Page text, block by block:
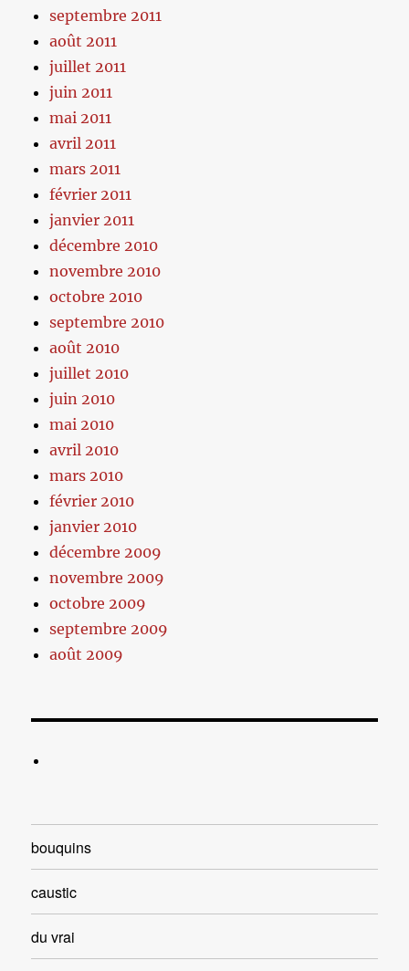
septembre 2011
août 2011
juillet 2011
juin 2011
mai 2011
avril 2011
mars 2011
février 2011
janvier 2011
décembre 2010
novembre 2010
octobre 2010
septembre 2010
août 2010
juillet 2010
juin 2010
mai 2010
avril 2010
mars 2010
février 2010
janvier 2010
décembre 2009
novembre 2009
octobre 2009
septembre 2009
août 2009
bouquins
caustic
du vrai